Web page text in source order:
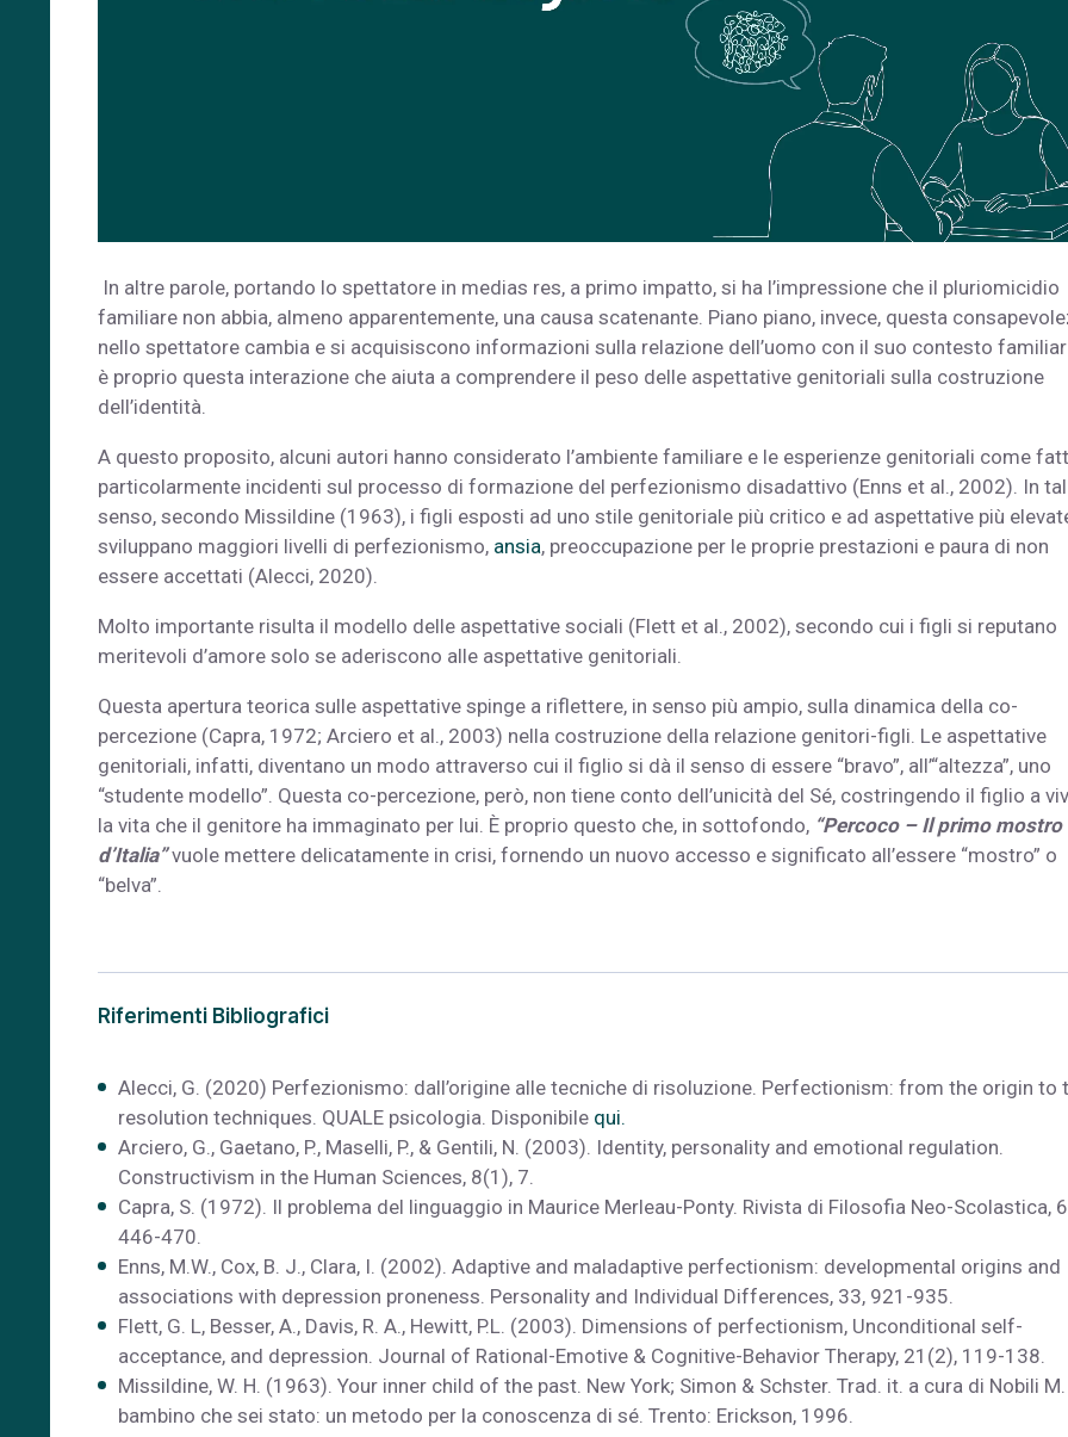
In altre parole, portando lo spettatore in medias res, a primo impatto, si ha l’impressione che il pluriomicidio
familiare non abbia, almeno apparentemente, una causa scatenante. Piano piano, invece, questa
nello spettatore cambia e si acquisiscono informazioni sulla relazione dell’uomo con il suo contesto
è proprio questa interazione che aiuta a comprendere il peso delle aspettative genitoriali sulla costruzione
dell’identità.
A questo proposito, alcuni autori hanno considerato l’ambiente familiare e le esperienze genitoriali come
particolarmente incidenti sul processo di formazione del perfezionismo disadattivo (Enns et al., 2002). In tal
senso, secondo Missildine (1963), i figli esposti ad uno stile genitoriale più critico e ad aspettative più
sviluppano maggiori livelli di perfezionismo, ansia, preoccupazione per le proprie prestazioni e paura di non
essere accettati (Alecci, 2020).
Molto importante risulta il modello delle aspettative sociali (Flett et al., 2002), secondo cui i figli si reputano
meritevoli d’amore solo se aderiscono alle aspettative genitoriali.
Questa apertura teorica sulle aspettative spinge a riflettere, in senso più ampio, sulla dinamica della co-
percezione (Capra, 1972; Arciero et al., 2003) nella costruzione della relazione genitori-figli. Le aspettative
genitoriali, infatti, diventano un modo attraverso cui il figlio si dà il senso di essere “bravo”, all’“altezza”, uno
“studente modello”. Questa co-percezione, però, non tiene conto dell’unicità del Sé, costringendo il figlio a
la vita che il genitore ha immaginato per lui. È proprio questo che, in sottofondo, “Percoco – Il primo mostro
d’Italia”vuole mettere delicatamente in crisi, fornendo un nuovo accesso e significato all’essere “mostro” o
“belva”.
Riferimenti Bibliografici
Alecci, G. (2020) Perfezionismo: dall’origine alle tecniche di risoluzione. Perfectionism: from the origin to
resolution techniques. QUALE psicologia. Disponibile qui.
Arciero, G., Gaetano, P., Maselli, P., & Gentili, N. (2003). Identity, personality and emotional regulation.
Constructivism in the Human Sciences, 8(1), 7.
Capra, S. (1972). Il problema del linguaggio in Maurice Merleau-Ponty. Rivista di Filosofia Neo-Scolastica,
446-470.
Enns, M.W., Cox, B. J., Clara, I. (2002). Adaptive and maladaptive perfectionism: developmental origins and
associations with depression proneness. Personality and Individual Differences, 33, 921-935.
Flett, G. L, Besser, A., Davis, R. A., Hewitt, P.L. (2003). Dimensions of perfectionism, Unconditional self-
acceptance, and depression. Journal of Rational-Emotive & Cognitive-Behavior Therapy, 21(2), 119-138.
Missildine, W. H. (1963). Your inner child of the past. New York; Simon & Schster. Trad. it. a cura di Nobili
bambino che sei stato: un metodo per la conoscenza di sé. Trento: Erickson, 1996.